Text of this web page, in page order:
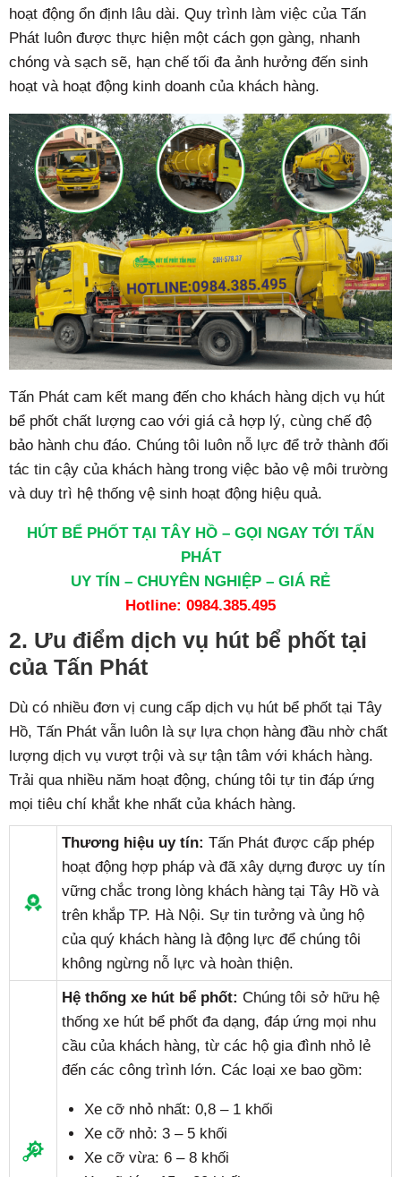
hoạt động ổn định lâu dài. Quy trình làm việc của Tấn
Phát luôn được thực hiện một cách gọn gàng, nhanh
chóng và sạch sẽ, hạn chế tối đa ảnh hưởng đến sinh
hoạt và hoạt động kinh doanh của khách hàng.
Tấn Phát cam kết mang đến cho khách hàng dịch vụ hút
bể phốt chất lượng cao với giá cả hợp lý, cùng chế độ
bảo hành chu đáo. Chúng tôi luôn nỗ lực để trở thành đối
tác tin cậy của khách hàng trong việc bảo vệ môi trường
và duy trì hệ thống vệ sinh hoạt động hiệu quả.
HÚT BỂ PHỐT TẠI TÂY HỒ – GỌI NGAY TỚI TẤN
PHÁT
UY TÍN – CHUYÊN NGHIỆP – GIÁ RẺ
Hotline: 0984.385.495
2. Ưu điểm dịch vụ hút bể phốt tại
của Tấn Phát
Dù có nhiều đơn vị cung cấp dịch vụ hút bể phốt tại Tây
Hồ, Tấn Phát vẫn luôn là sự lựa chọn hàng đầu nhờ chất
lượng dịch vụ vượt trội và sự tận tâm với khách hàng.
Trải qua nhiều năm hoạt động, chúng tôi tự tin đáp ứng
mọi tiêu chí khắt khe nhất của khách hàng.
Thương hiệu uy tín: Tấn Phát được cấp phép
hoạt động hợp pháp và đã xây dựng được uy tín
vững chắc trong lòng khách hàng tại Tây Hồ và
trên khắp TP. Hà Nội. Sự tin tưởng và ủng hộ
của quý khách hàng là động lực để chúng tôi
không ngừng nỗ lực và hoàn thiện.
Hệ thống xe hút bể phốt: Chúng tôi sở hữu hệ
thống xe hút bể phốt đa dạng, đáp ứng mọi nhu
cầu của khách hàng, từ các hộ gia đình nhỏ lẻ
đến các công trình lớn. Các loại xe bao gồm:
Xe cỡ nhỏ nhất: 0,8 – 1 khối
Xe cỡ nhỏ: 3 – 5 khối
Xe cỡ vừa: 6 – 8 khối